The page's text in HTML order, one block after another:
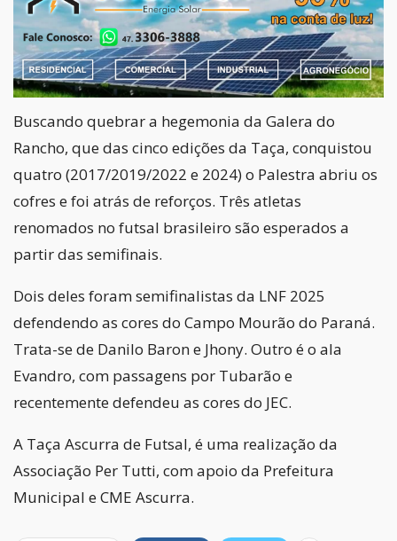
Buscando quebrar a hegemonia da Galera do
Rancho, que das cinco edições da Taça, conquistou
quatro (2017/2019/2022 e 2024) o Palestra abriu os
cofres e foi atrás de reforços. Três atletas
renomados no futsal brasileiro são esperados a
partir das semifinais.
Dois deles foram semifinalistas da LNF 2025
defendendo as cores do Campo Mourão do Paraná.
Trata-se de Danilo Baron e Jhony. Outro é o ala
Evandro, com passagens por Tubarão e
recentemente defendeu as cores do JEC.
A Taça Ascurra de Futsal, é uma realização da
Associação Per Tutti, com apoio da Prefeitura
Municipal e CME Ascurra.